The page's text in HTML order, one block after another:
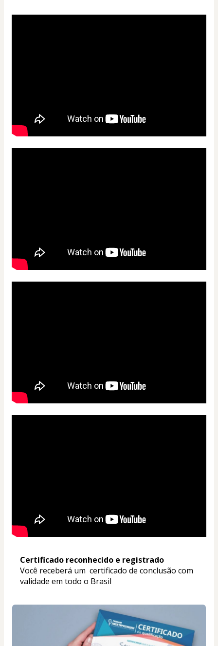
Certificado reconhecido e registrado
Você receberá um  certificado de conclusão com
validade em todo o Brasil